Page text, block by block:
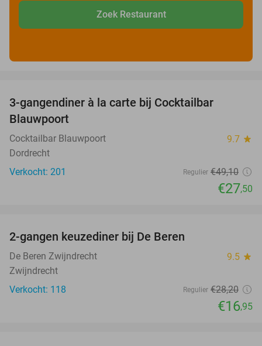
Zoek Restaurant
3-gangendiner à la carte bij Cocktailbar
Blauwpoort
Cocktailbar Blauwpoort 9.7 star
Dordrecht
Verkocht: 201
Regulier €49,10
€27,50
2-gangen keuzediner bij De Beren
De Beren Zwijndrecht 9.5 star
Zwijndrecht
Verkocht: 118
Regulier €28,20
€16,95